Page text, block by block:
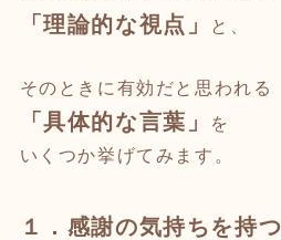
「理論的な視点」 と、
そのときに有効だと思われる
「具体的な言葉」
を
いくつか挙げてみます。
１．感謝の気持ちを持つ